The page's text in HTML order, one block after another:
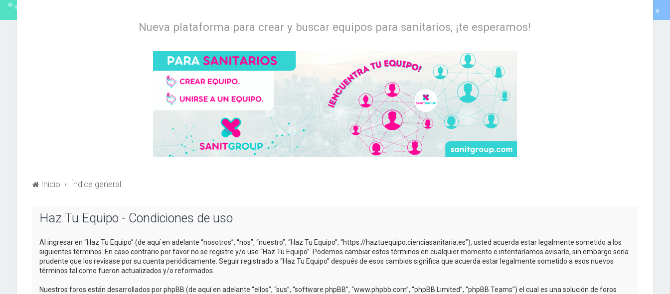
Nueva plataforma para crear y buscar equipos para sanitarios, ¡te esperamos!
Inicio Índice general
Haz Tu Equipo - Condiciones de uso
Al ingresar en “Haz Tu Equipo” (de aquí en adelante “nosotros”, “nos”, “nuestro”, “Haz Tu Equipo”, “https://haztuequipo.cienciasanitaria.es”), usted acuerda estar legalmente sometido a los
siguientes términos. En caso contrario por favor no se registre y/o use “Haz Tu Equipo”. Podemos cambiar estos términos en cualquier momento e intentaríamos avisarle, sin embargo sería
prudente que los revisase por su cuenta periódicamente. Seguir registrado a “Haz Tu Equipo” después de esos cambios significa que acuerda estar legalmente sometido a esos nuevos
términos tal como fueron actualizados y/o reformados.
Nuestros foros están desarrollados por phpBB (de aquí en adelante “ellos”, “sus”, “software phpBB”, “www.phpbb.com”, “phpBB Limited”, “phpBB Teams”) el cual es una solución de foros